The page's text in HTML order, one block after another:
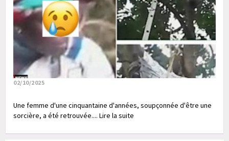
02/10/2025
Une femme d'une cinquantaine d'années, soupçonnée d'être une
sorcière, a été retrouvée.... Lire la suite